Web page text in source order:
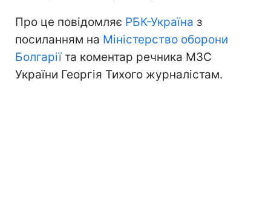
Про це повідомляє РБК-Україна з
посиланням на Міністерство оборони
Болгаріїта коментар речника МЗС
України Георгія Тихого журналістам.